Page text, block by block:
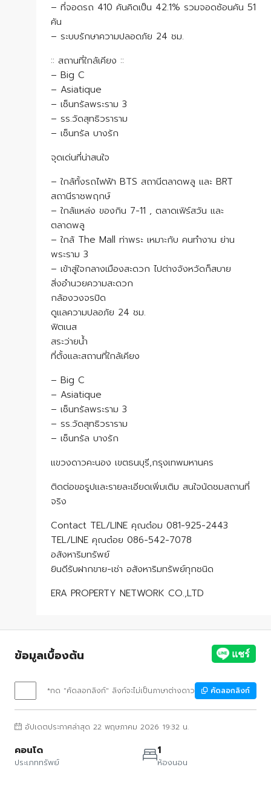
– ที่จอดรถ 410 คันคิดเป็น 42.1% รวมจอดซ้อนคัน 51
คัน
– ระบบรักษาความปลอดภัย 24 ชม.
:: สถานที่ใกล้เคียง ::
– Big C
– Asiatique
– เซ็นทรัลพระราม 3
– รร.วัดสุทธิวราราม
– เซ็นทรัล บางรัก
จุดเด่นที่น่าสนใจ
– ใกล้ทั้งรถไฟฟ้า BTS สถานีตลาดพลู และ BRT
สถานีราชพฤกษ์
– ใกล้แหล่ง ของกิน 7-11 , ตลาดเฟิร์สวัน และ
ตลาดพลู
– ใกล้ The Mall ท่าพระ เหมาะกับ คนทำงาน ย่าน
พระราม 3
– เข้าสู่ใจกลางเมืองสะดวก ไปต่างจังหวัดก็สบาย
สิ่งอำนวยความสะดวก
กล้องวงจรปิด
ดูแลความปลอภัย 24 ชม.
ฟิตเนส
สระว่ายน้ำ
ที่ตั้งและสถานที่ใกล้เคียง
– Big C
– Asiatique
– เซ็นทรัลพระราม 3
– รร.วัดสุทธิวราราม
– เซ็นทรัล บางรัก
แขวงดาวคะนอง เขตธนบุรี,กรุงเทพมหานคร
ติดต่อขอรูปและรายละเอียดเพิ่มเติม สนใจนัดชมสถานที่
จริง
Contact TEL/LINE คุณต๋อม 081-925-2443
TEL/LINE คุณต๋อย 086-542-7078
อสังหาริมทรัพย์
ยินดีรับฝากขาย-เช่า อสังหาริมทรัพย์ทุกชนิด
ERA PROPERTY NETWORK CO.,LTD
ข้อมูลเบื้องต้น
*กด "คัดลอกลิงก์" ลิงก์จะไม่เป็นภาษาต่างดาว คัดลอกลิงก์
อัปเดตประกาศล่าสุด 22 พฤษภาคม 2026 19:32 น.
คอนโด
ประเภททรัพย์
1
ห้องนอน